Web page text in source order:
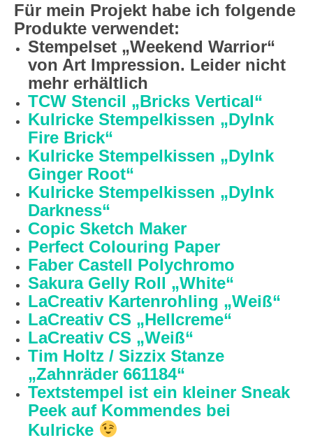
Für mein Projekt habe ich folgende
Produkte verwendet:
Stempelset „Weekend Warrior“
von Art Impression. Leider nicht
mehr erhältlich
TCW Stencil „Bricks Vertical“
Kulricke Stempelkissen „DyInk
Fire Brick“
Kulricke Stempelkissen „DyInk
Ginger Root“
Kulricke Stempelkissen „DyInk
Darkness“
Copic Sketch Maker
Perfect Colouring Paper
Faber Castell Polychromo
Sakura Gelly Roll „White“
LaCreativ Kartenrohling „Weiß“
LaCreativ CS „Hellcreme“
LaCreativ CS „Weiß“
Tim Holtz / Sizzix Stanze
„Zahnräder 661184“
Textstempel ist ein kleiner Sneak
Peek auf Kommendes bei
Kulricke